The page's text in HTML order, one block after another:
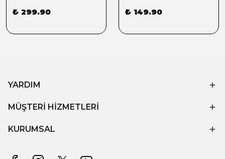
₺ 299.90 ₺ 149.90
YARDIM
MÜŞTERİ HİZMETLERİ
KURUMSAL